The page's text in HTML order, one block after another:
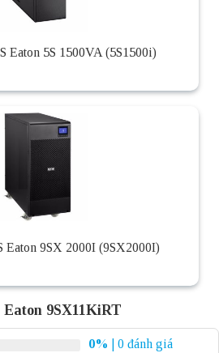
Eaton 5S 1500VA (5S1500i)
Eaton 9SX 2000I (9SX2000I)
9SX11KiRT
0%
| 0 đánh giá